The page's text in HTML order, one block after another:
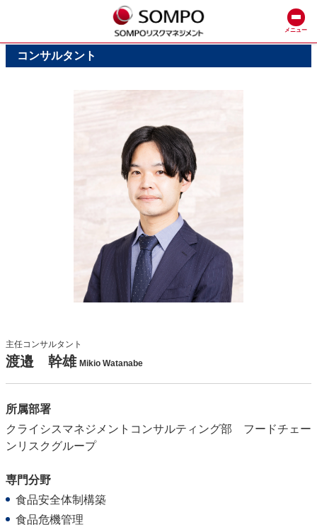
メニュー
コンサルタント
主任コンサルタント
渡邉 幹雄 Mikio Watanabe
所属部署
クライシスマネジメントコンサルティング部 フードチェー
ンリスクグループ
専門分野
食品安全体制構築
食品危機管理